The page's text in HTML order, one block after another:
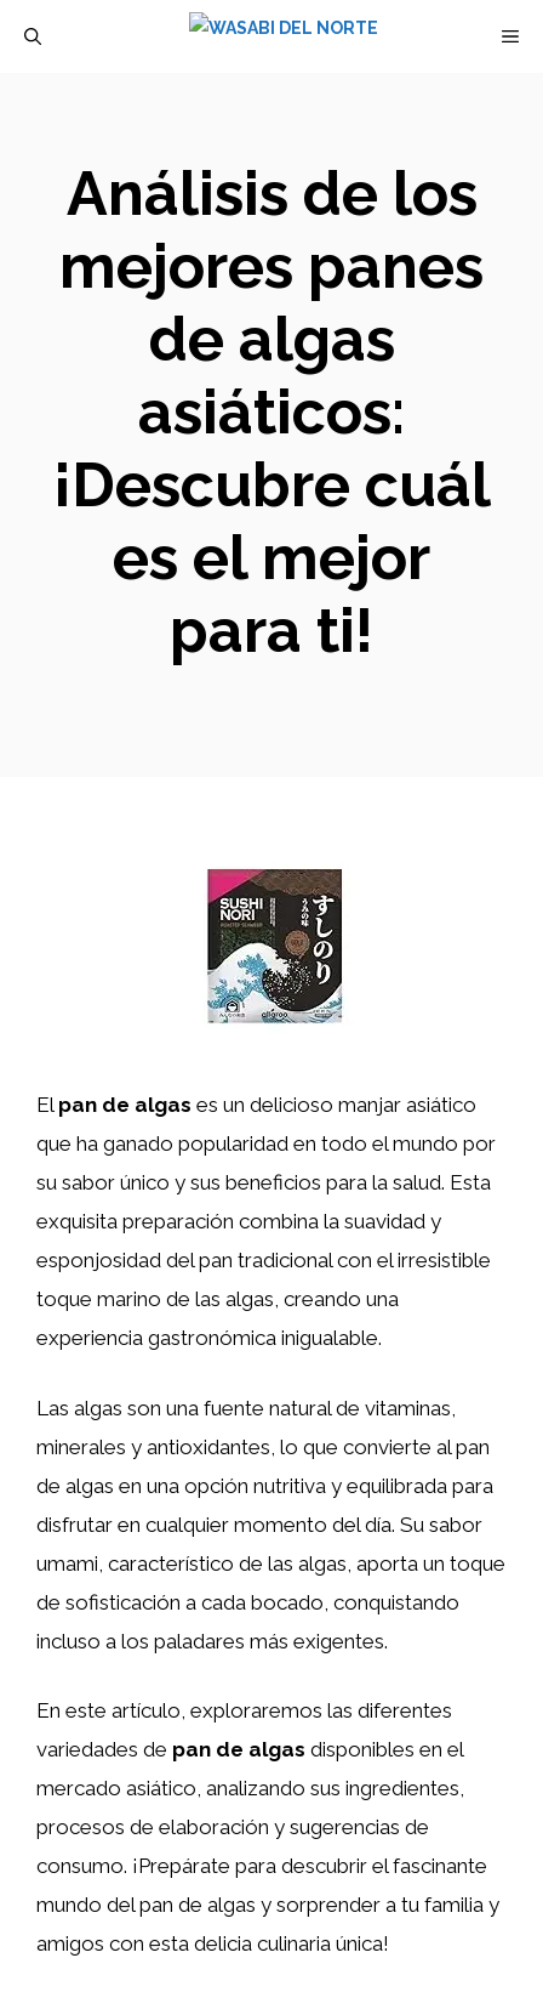
Análisis de los
mejores panes
de algas
asiáticos:
¡Descubre cuál
es el mejor
para ti!
El pan de algas es un delicioso manjar asiático
que ha ganado popularidad en todo el mundo por
su sabor único y sus beneficios para la salud. Esta
exquisita preparación combina la suavidad y
esponjosidad del pan tradicional con el irresistible
toque marino de las algas, creando una
experiencia gastronómica inigualable.
Las algas son una fuente natural de vitaminas,
minerales y antioxidantes, lo que convierte al pan
de algas en una opción nutritiva y equilibrada para
disfrutar en cualquier momento del día. Su sabor
umami, característico de las algas, aporta un toque
de sofisticación a cada bocado, conquistando
incluso a los paladares más exigentes.
En este artículo, exploraremos las diferentes
variedades de pan de algas disponibles en el
mercado asiático, analizando sus ingredientes,
procesos de elaboración y sugerencias de
consumo. ¡Prepárate para descubrir el fascinante
mundo del pan de algas y sorprender a tu familia y
amigos con esta delicia culinaria única!